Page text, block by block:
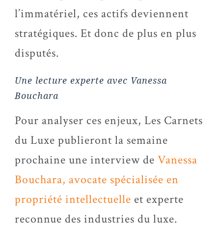
l’immatériel, ces actifs deviennent
stratégiques. Et donc de plus en plus
disputés.
Une lecture experte avec Vanessa
Bouchara
Pour analyser ces enjeux, Les Carnets
du Luxe publieront la semaine
prochaine une interview de Vanessa
Bouchara, avocate spécialisée en
propriété intellectuelle et experte
reconnue des industries du luxe.